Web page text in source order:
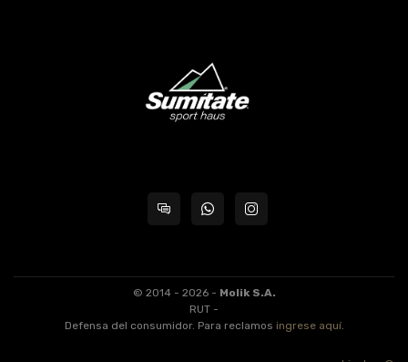
© 2014 - 2026 - Molik S.A.
RUT -
Defensa del consumidor. Para reclamos ingrese aquí.